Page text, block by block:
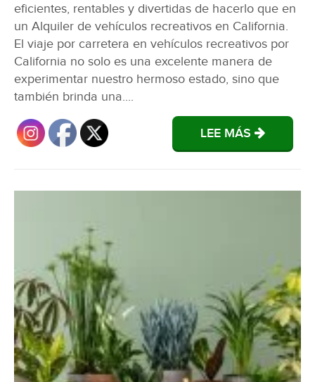
eficientes, rentables y divertidas de hacerlo que en
un Alquiler de vehículos recreativos en California.
El viaje por carretera en vehículos recreativos por
California no solo es una excelente manera de
experimentar nuestro hermoso estado, sino que
también brinda una....
LEE MÁS